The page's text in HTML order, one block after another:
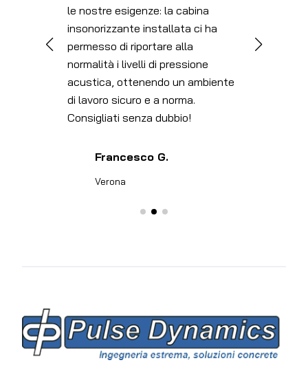
le nostre esigenze: la cabina
insonorizzante installata ci ha
permesso di riportare alla
normalità i livelli di pressione
acustica, ottenendo un ambiente
di lavoro sicuro e a norma.
Consigliati senza dubbio!
Francesco G.
Verona